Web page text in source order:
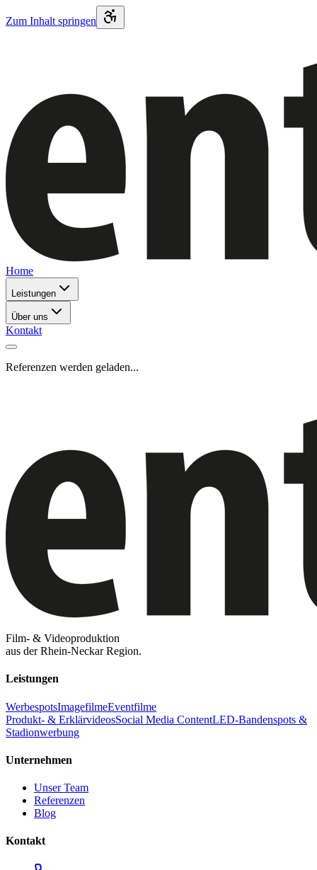
Zum Inhalt springen
Home
Leistungen
Über uns
Kontakt
Referenzen werden geladen...
Film- & Videoproduktion
aus der Rhein-Neckar Region.
Leistungen
WerbespotsImagefilmeEventfilme
Produkt- & ErklärvideosSocial Media ContentLED-Bandenspots &
Stadionwerbung
Unternehmen
Unser Team
Referenzen
Blog
Kontakt